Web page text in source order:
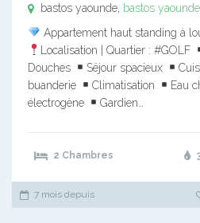
bastos yaounde, bastos yaounde
Appartement haut standing à
Localisation | Quartier : #GOLF
Douches
Séjour spacieux
buanderie
Climatisation Eau
électrogène
Gardien…
2 Chambres
7 mois depuis